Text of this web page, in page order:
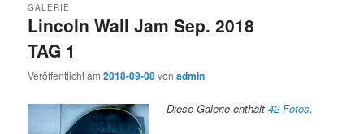
Lincoln Wall Jam Sep. 2018
TAG 1
GALERIE
Veröffentlicht am2018-09-08vonadmin
Diese Galerie enthält42 Fotos.